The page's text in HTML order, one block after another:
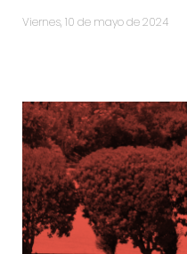
viernes, 10 de mayo de 2024